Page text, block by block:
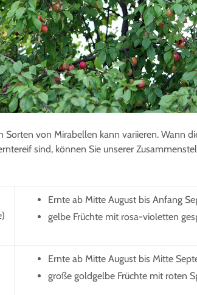
Sorten von Mirabellen kann variieren. Wann
sind, können Sie unserer
Ernte ab Mitte August bis Anfang
gelbe Früchte mit rosa-violetten
Ernte ab Mitte August bis Mitte
große goldgelbe Früchte mit roten